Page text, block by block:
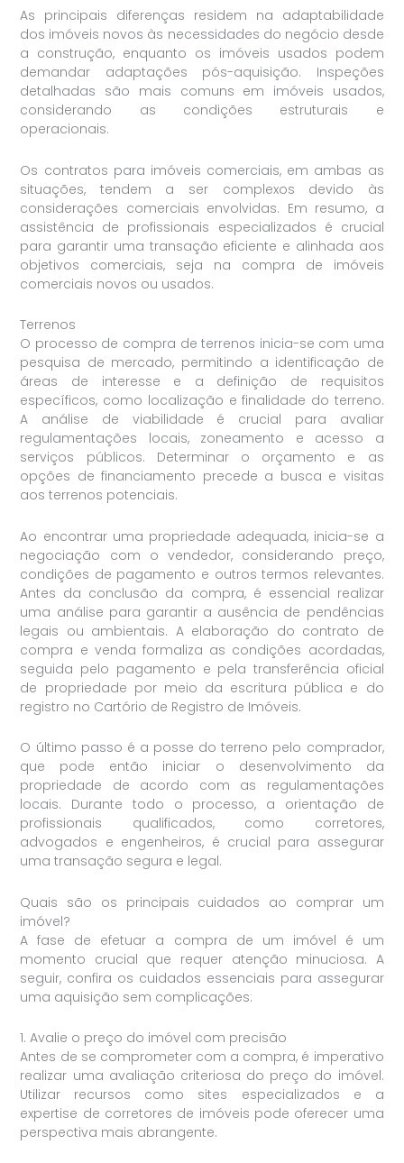
As principais diferenças residem na adaptabilidade
dos imóveis novos às necessidades do negócio desde
a construção, enquanto os imóveis usados podem
demandar adaptações pós-aquisição. Inspeções
detalhadas são mais comuns em imóveis usados,
considerando as condições estruturais e
operacionais.
Os contratos para imóveis comerciais, em ambas as
situações, tendem a ser complexos devido às
considerações comerciais envolvidas. Em resumo, a
assistência de profissionais especializados é crucial
para garantir uma transação eficiente e alinhada aos
objetivos comerciais, seja na compra de imóveis
comerciais novos ou usados.
Terrenos
O processo de compra de terrenos inicia-se com uma
pesquisa de mercado, permitindo a identificação de
áreas de interesse e a definição de requisitos
específicos, como localização e finalidade do terreno.
A análise de viabilidade é crucial para avaliar
regulamentações locais, zoneamento e acesso a
serviços públicos. Determinar o orçamento e as
opções de financiamento precede a busca e visitas
aos terrenos potenciais.
Ao encontrar uma propriedade adequada, inicia-se a
negociação com o vendedor, considerando preço,
condições de pagamento e outros termos relevantes.
Antes da conclusão da compra, é essencial realizar
uma análise para garantir a ausência de pendências
legais ou ambientais. A elaboração do contrato de
compra e venda formaliza as condições acordadas,
seguida pelo pagamento e pela transferência oficial
de propriedade por meio da escritura pública e do
registro no Cartório de Registro de Imóveis.
O último passo é a posse do terreno pelo comprador,
que pode então iniciar o desenvolvimento da
propriedade de acordo com as regulamentações
locais. Durante todo o processo, a orientação de
profissionais qualificados, como corretores,
advogados e engenheiros, é crucial para assegurar
uma transação segura e legal.
Quais são os principais cuidados ao comprar um
imóvel?
A fase de efetuar a compra de um imóvel é um
momento crucial que requer atenção minuciosa. A
seguir, confira os cuidados essenciais para assegurar
uma aquisição sem complicações:
1. Avalie o preço do imóvel com precisão
Antes de se comprometer com a compra, é imperativo
realizar uma avaliação criteriosa do preço do imóvel.
Utilizar recursos como sites especializados e a
expertise de corretores de imóveis pode oferecer uma
perspectiva mais abrangente.